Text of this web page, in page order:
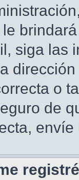
siga las
o
de